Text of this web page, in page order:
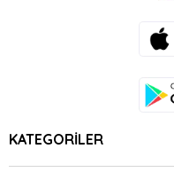
KATEGORİLER